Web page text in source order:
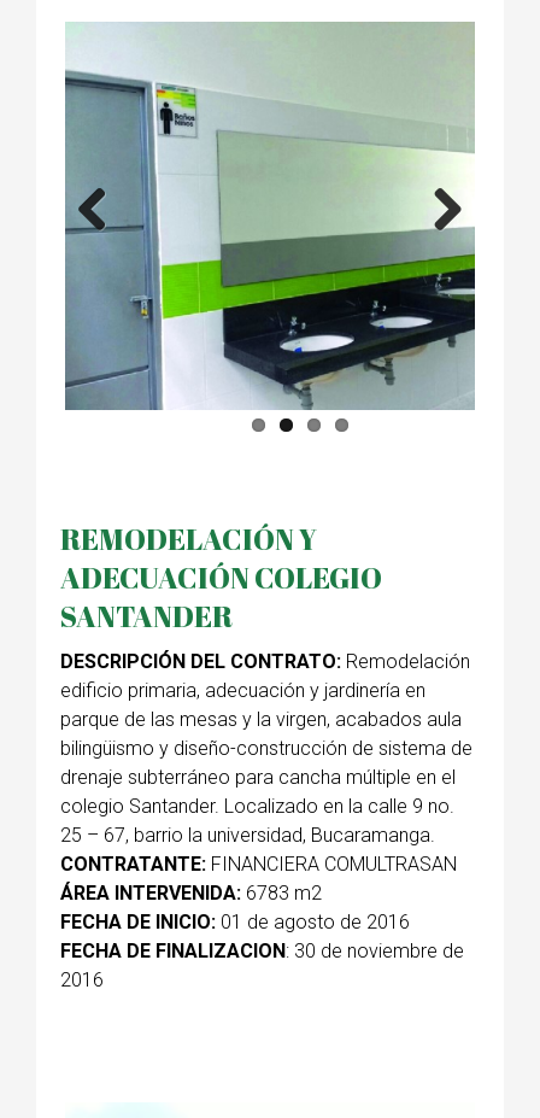
Previous Next
REMODELACIÓN Y
ADECUACIÓN COLEGIO
SANTANDER
DESCRIPCIÓN DEL CONTRATO: Remodelación
edificio primaria, adecuación y jardinería en
parque de las mesas y la virgen, acabados aula
bilingüismo y diseño-construcción de sistema de
drenaje subterráneo para cancha múltiple en el
colegio Santander. Localizado en la calle 9 no.
25 – 67, barrio la universidad, Bucaramanga.
CONTRATANTE: FINANCIERA COMULTRASAN
ÁREA INTERVENIDA: 6783 m2
FECHA DE INICIO: 01 de agosto de 2016
FECHA DE FINALIZACION: 30 de noviembre de
2016